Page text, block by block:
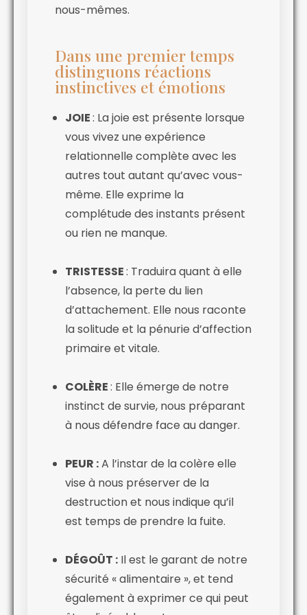
nous-mêmes.
Dans une premier temps
distinguons réactions
instinctives et émotions
JOIE: La joie est présente lorsque
vous vivez une expérience
relationnelle complète avec les
autres tout autant qu’avec vous-
même. Elle exprime la
complétude des instants présent
ou rien ne manque.
TRISTESSE: Traduira quant à elle
l’absence, la perte du lien
d’attachement. Elle nous raconte
la solitude et la pénurie d’affection
primaire et vitale.
COLÈRE: Elle émerge de notre
instinct de survie, nous préparant
à nous défendre face au danger.
PEUR :A l’instar de la colère elle
vise à nous préserver de la
destruction et nous indique qu’il
est temps de prendre la fuite.
DÉGOÛT : Il est le garant de notre
sécurité « alimentaire », et tend
également à exprimer ce qui peut